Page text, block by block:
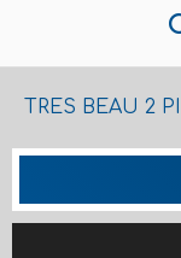
TRES BEAU 2